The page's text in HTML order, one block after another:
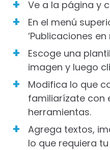
Ve a la página y
En el menú
‘Publicaciones
Escoge una
imagen y luego
Modifica lo que
familiarízate con
herramientas.
Agrega textos,
lo que requiera